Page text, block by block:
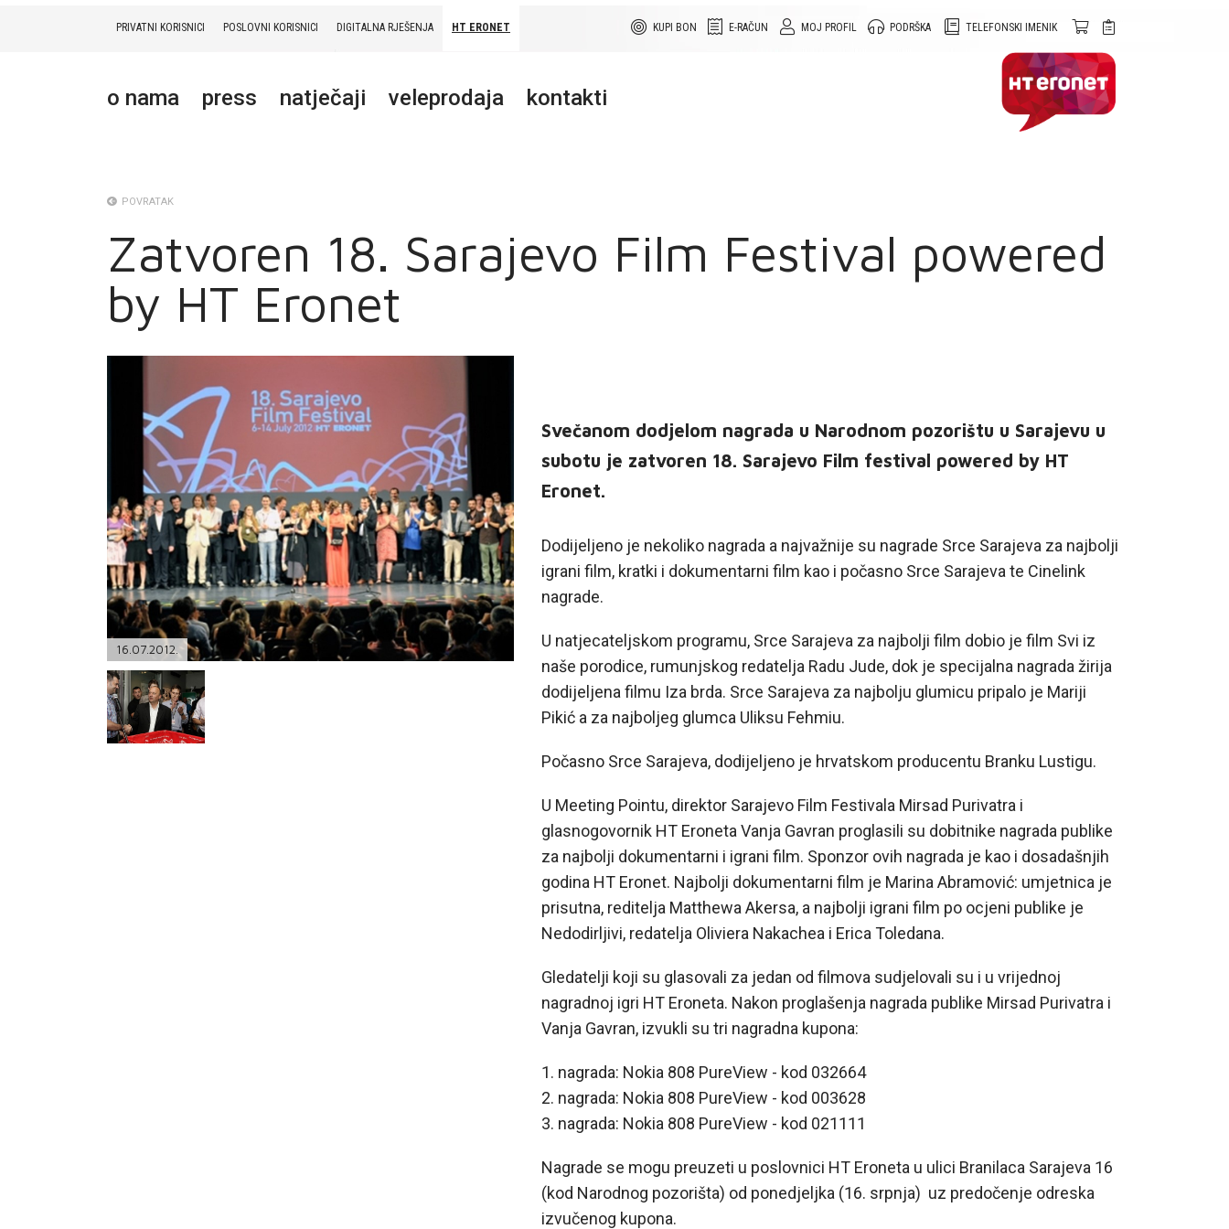
TELEFONSKI IMENIK
PODRŠKA
MOJ PROFIL
E-RAČUN
KUPI BON
PRIVATNI KORISNICI POSLOVNI KORISNICI DIGITALNA RJEŠENJA HT ERONET
o nama press natječaji veleprodaja kontakti
TELEFONSKI IMENIK
POVRATAK
Zatvoren 18. Sarajevo Film Festival powered
by HT Eronet
16.07.2012.
Svečanom dodjelom nagrada u Narodnom pozorištu u Sarajevu u
subotu je zatvoren 18. Sarajevo Film festival powered by HT
Eronet.
Dodijeljeno je nekoliko nagrada a najvažnije su nagrade Srce Sarajeva za najbolji
igrani film, kratki i dokumentarni film kao i počasno Srce Sarajeva te Cinelink
nagrade.
U natjecateljskom programu, Srce Sarajeva za najbolji film dobio je film Svi iz
naše porodice, rumunjskog redatelja Radu Jude, dok je specijalna nagrada žirija
dodijeljena filmu Iza brda. Srce Sarajeva za najbolju glumicu pripalo je Mariji
Pikić a za najboljeg glumca Uliksu Fehmiu.
Počasno Srce Sarajeva, dodijeljeno je hrvatskom producentu Branku Lustigu.
U Meeting Pointu, direktor Sarajevo Film Festivala Mirsad Purivatra i
glasnogovornik HT Eroneta Vanja Gavran proglasili su dobitnike nagrada publike
za najbolji dokumentarni i igrani film. Sponzor ovih nagrada je kao i dosadašnjih
godina HT Eronet. Najbolji dokumentarni film je Marina Abramović: umjetnica je
prisutna, reditelja Matthewa Akersa, a najbolji igrani film po ocjeni publike je
Nedodirljivi, redatelja Oliviera Nakachea i Erica Toledana.
Gledatelji koji su glasovali za jedan od filmova sudjelovali su i u vrijednoj
nagradnoj igri HT Eroneta. Nakon proglašenja nagrada publike Mirsad Purivatra i
Vanja Gavran, izvukli su tri nagradna kupona:
1. nagrada: Nokia 808 PureView - kod 032664
2. nagrada: Nokia 808 PureView - kod 003628
3. nagrada: Nokia 808 PureView - kod 021111
Nagrade se mogu preuzeti u poslovnici HT Eroneta u ulici Branilaca Sarajeva 16
(kod Narodnog pozorišta) od ponedjeljka (16. srpnja) uz predočenje odreska
izvučenog kupona.